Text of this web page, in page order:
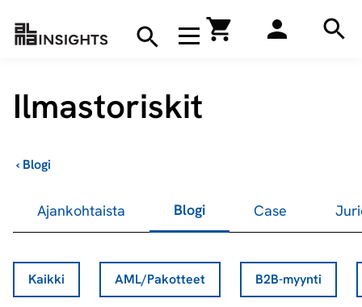
Avaa navigaatio
Hae
Ilmastoriskit
Blogi
›
Ajankohtaista Blogi Case
Kaikki AML/Pakotteet B2B-myynti